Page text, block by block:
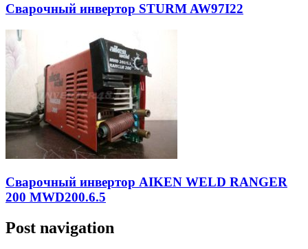
Сварочный инвертор STURM AW97I22
Сварочный инвертор AIKEN WELD RANGER
200 MWD200.6.5
Post navigation